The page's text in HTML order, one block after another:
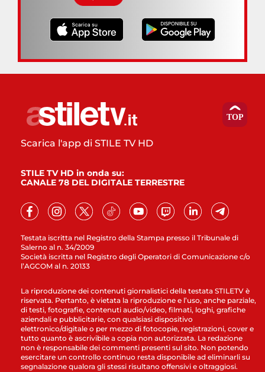
Testata iscritta nel Registro della Stampa presso il Tribunale di
Salerno al n. 34/2009
Società iscritta nel Registro degli Operatori di Comunicazione c/o
l’AGCOM al n. 20133
Scarica l'app di STILE TV HD
STILE TV HD in onda su:
CANALE 78 DEL DIGITALE TERRESTRE
La riproduzione dei contenuti giornalistici della testata STILETV è
riservata. Pertanto, è vietata la riproduzione e l’uso, anche parziale,
di testi, fotografie, contenuti audio/video, filmati, loghi, grafiche
aziendali e pubblicitarie, con qualsiasi dispositivo
elettronico/digitale o per mezzo di fotocopie, registrazioni, cover e
tutto quanto è ascrivibile a copia non autorizzata. La redazione
non è responsabile dei commenti presenti sul sito. Non potendo
esercitare un controllo continuo resta disponibile ad eliminarli su
segnalazione qualora gli stessi risultano offensivi e oltraggiosi.